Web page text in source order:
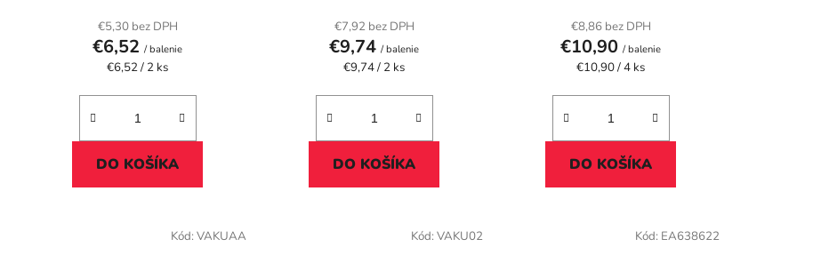
€5,30 bez DPH
€6,52/ balenie
Jednotková
€6,52 / 2 ks
DO KOŠÍKA
€7,92 bez DPH
€9,74/ balenie
Jednotková
€9,74 / 2 ks
DO KOŠÍKA
€8,86 bez DPH
€10,90/ balenie
Jednotková
€10,90 / 4 ks
DO KOŠÍKA
Kód: VAKUAA Kód: VAKU02 Kód: EA638622